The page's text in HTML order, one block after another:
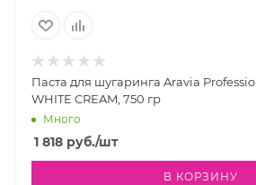
Паста для шугаринга Aravia
WHITE CREAM, 750 гр
Много
1 818 руб./шт
В КОРЗИНУ